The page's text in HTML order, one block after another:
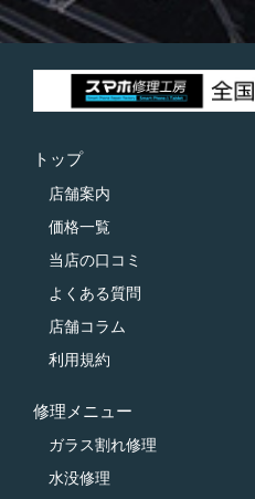
トップ
店舗案内
価格一覧
当店の口コミ
よくある質問
店舗コラム
利用規約
修理メニュー
ガラス割れ修理
水没修理